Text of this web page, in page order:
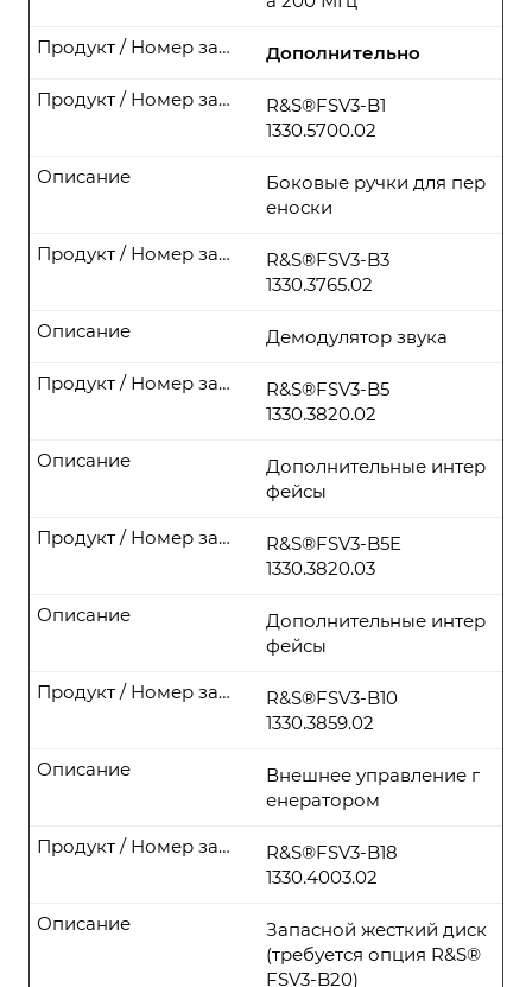
Дополнительно
Продукт / Номер заказа
R&S®FSV3-B1
1330.5700.02
Продукт / Номер заказа
Боковые ручки для пер
еноски
Описание
R&S®FSV3-B3
1330.3765.02
Продукт / Номер заказа
Демодулятор звука
Описание
R&S®FSV3-B5
1330.3820.02
Продукт / Номер заказа
Дополнительные интер
фейсы
Описание
R&S®FSV3-B5E
1330.3820.03
Продукт / Номер заказа
Дополнительные интер
фейсы
Описание
R&S®FSV3-B10
1330.3859.02
Продукт / Номер заказа
Внешнее управление г
енератором
Описание
R&S®FSV3-B18
1330.4003.02
Продукт / Номер заказа
Запасной жесткий диск
(требуется опция R&S®
FSV3-B20)
Описание